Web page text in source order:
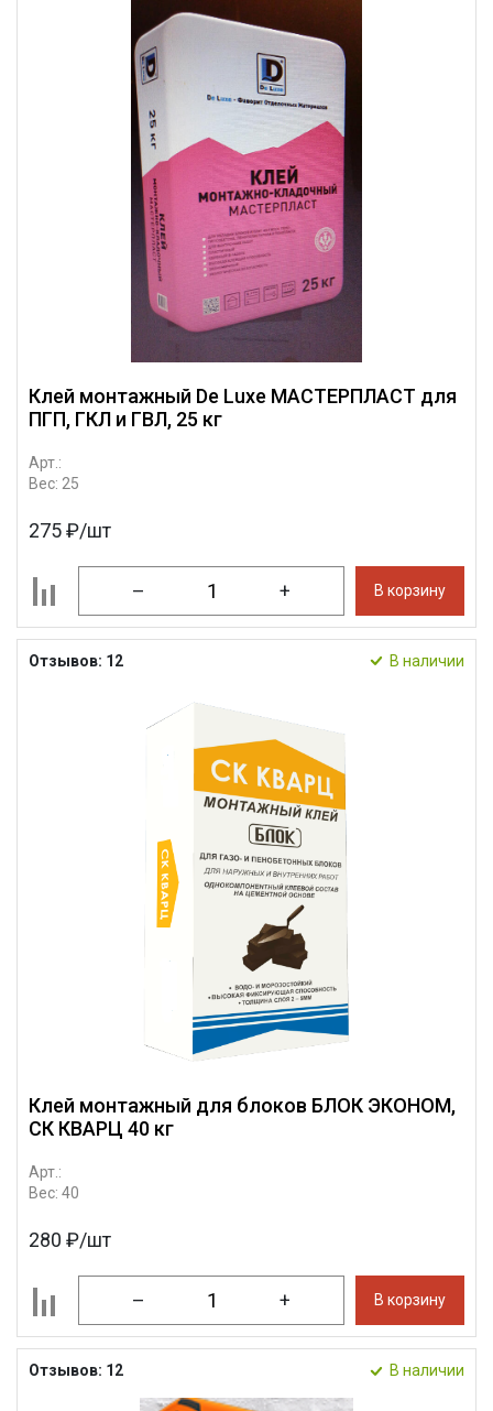
Клей монтажный De Luxe МАСТЕРПЛАСТ для
ПГП, ГКЛ и ГВЛ, 25 кг
Арт.:
Вес: 25
275 ₽/шт
– + В корзину
Отзывов: 12 В наличии
Клей монтажный для блоков БЛОК ЭКОНОМ,
СК КВАРЦ 40 кг
Арт.:
Вес: 40
280 ₽/шт
– + В корзину
Отзывов: 12 В наличии